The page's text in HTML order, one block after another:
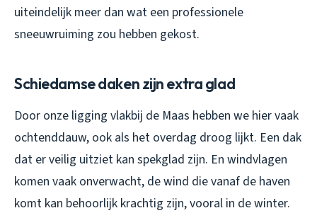
uiteindelijk meer dan wat een professionele
sneeuwruiming zou hebben gekost.
Schiedamse daken zijn extra glad
Door onze ligging vlakbij de Maas hebben we hier vaak
ochtenddauw, ook als het overdag droog lijkt. Een dak
dat er veilig uitziet kan spekglad zijn. En windvlagen
komen vaak onverwacht, de wind die vanaf de haven
komt kan behoorlijk krachtig zijn, vooral in de winter.